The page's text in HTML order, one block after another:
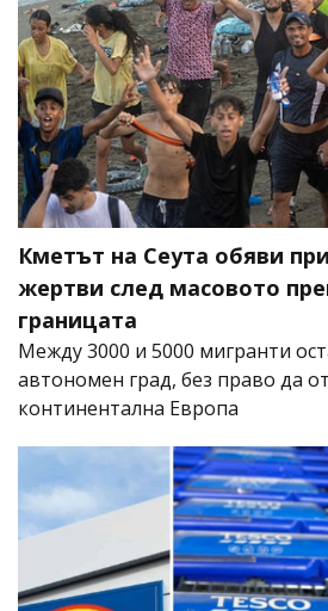
Кметът на Сеута обяви
жертви след масовото
границата
Между 3000 и 5000 мигранти
автономен град, без право да
континентална Европа